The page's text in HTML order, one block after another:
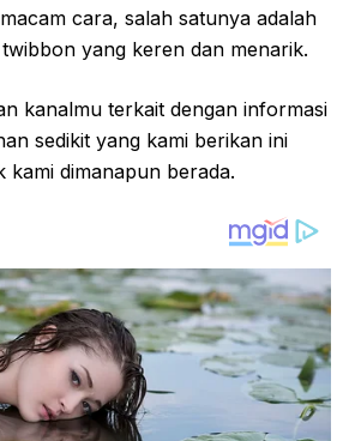
cara, salah satunya adalah
yang keren dan menarik.
kanalmu terkait dengan informasi
sedikit yang kami berikan ini
kami dimanapun berada.